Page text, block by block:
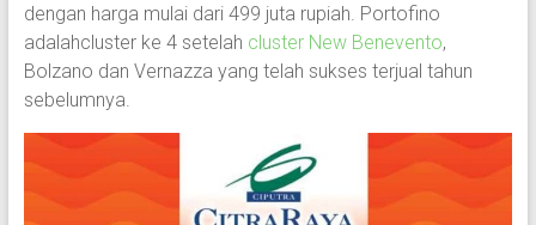
dengan harga mulai dari 499 juta rupiah. Portofino
adalahcluster ke 4 setelah cluster New Benevento,
Bolzano dan Vernazza yang telah sukses terjual tahun
sebelumnya.